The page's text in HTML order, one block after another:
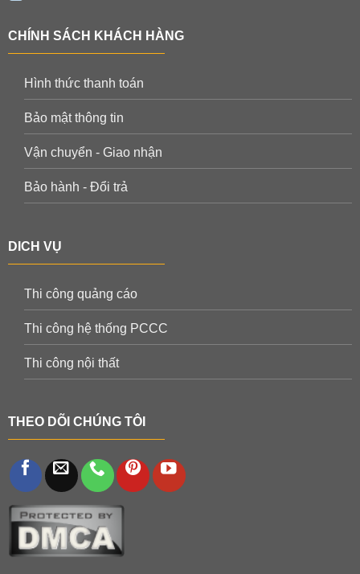
CHÍNH SÁCH KHÁCH HÀNG
Hình thức thanh toán
Bảo mật thông tin
Vận chuyển - Giao nhận
Bảo hành - Đổi trả
DICH VỤ
Thi công quảng cáo
Thi công hệ thống PCCC
Thi công nội thất
THEO DÕI CHÚNG TÔI